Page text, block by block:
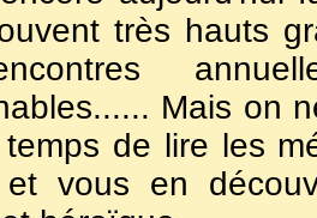
très hauts
Mais on
de lire les
vous en